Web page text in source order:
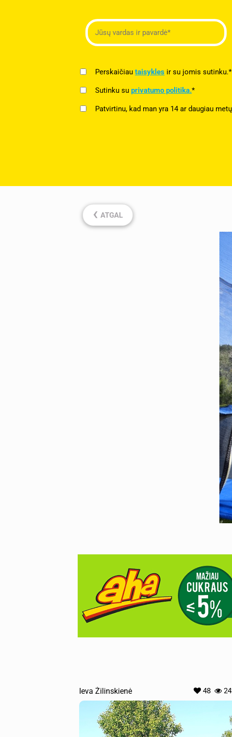
Perskaičiau taisykles ir su jomis sutinku.*
Sutinku su privatumo politika.*
Patvirtinu, kad man yra 14 ar daugiau
‹ ATGAL
Ieva Žilinskienė 48